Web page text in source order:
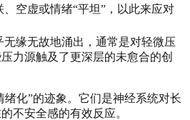
、空虚或情绪“平坦”，以此来应对
无缘无故地涌出，通常是对轻微压
力源触及了更深层的未愈合的创
绪化”的迹象。它们是神经系统对长
不安全感的有效反应。